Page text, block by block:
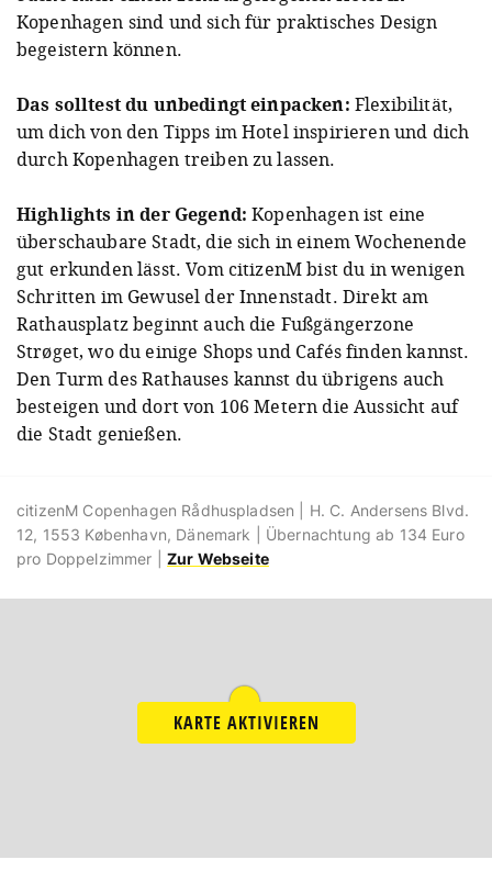
Kopenhagen sind und sich für praktisches Design
begeistern können.
Das solltest du unbedingt einpacken: Flexibilität,
um dich von den Tipps im Hotel inspirieren und dich
durch Kopenhagen treiben zu lassen.
Highlights in der Gegend:Kopenhagen ist eine
überschaubare Stadt, die sich in einem Wochenende
gut erkunden lässt. Vom citizenM bist du in wenigen
Schritten im Gewusel der Innenstadt. Direkt am
Rathausplatz beginnt auch die Fußgängerzone
Strøget, wo du einige Shops und Cafés finden kannst.
Den Turm des Rathauses kannst du übrigens auch
besteigen und dort von 106 Metern die Aussicht auf
die Stadt genießen.
citizenM Copenhagen Rådhuspladsen | H. C. Andersens Blvd.
12, 1553 København, Dänemark | Übernachtung ab 134 Euro
pro Doppelzimmer |Zur Webseite
KARTE AKTIVIEREN